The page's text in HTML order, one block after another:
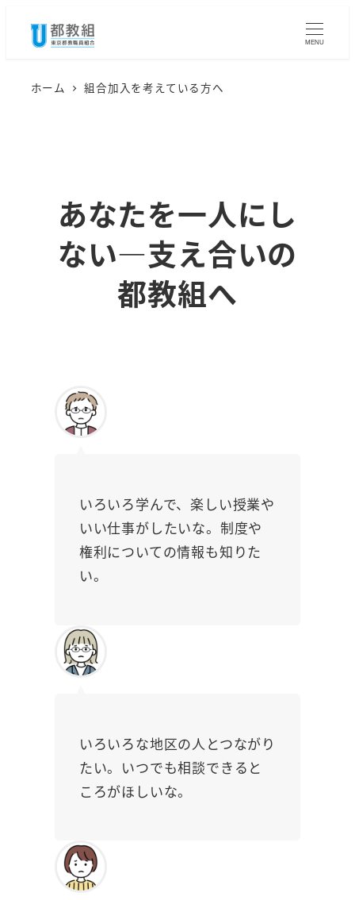
MENU
ホーム 組合加入を考えている方へ
あなたを一人にし
ない―支え合いの
都教組へ
いろいろ学んで、楽しい授業や
いい仕事がしたいな。制度や
権利についての情報も知りた
い。
いろいろな地区の人とつながり
たい。いつでも相談できると
ころがほしいな。